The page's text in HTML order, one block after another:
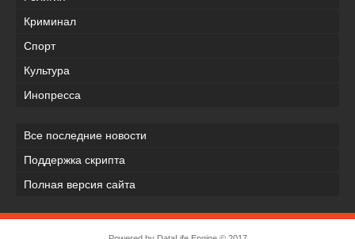
Криминал
Спорт
Культура
Инопресса
Все последние новости
Поддержка скрипта
Полная версия сайта